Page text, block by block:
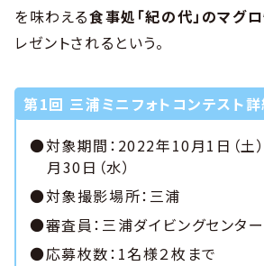
を味わえる食事処「紀の代」のマグ
レゼントされるという。
第1回 三浦ミニフォトコンテスト詳
●対象期間：2022年10月1日（土
月30日（水）
●対象撮影場所：三浦
●審査員：三浦ダイビングセンタ
●応募枚数：1名様２枚まで